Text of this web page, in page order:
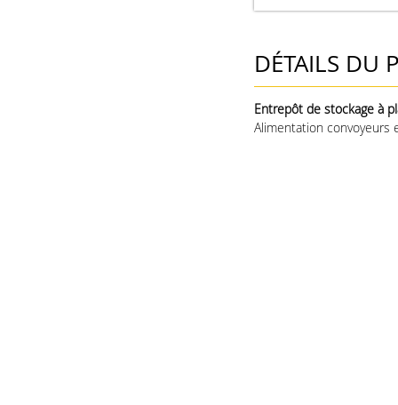
DÉTAILS DU
Entrepôt de stockage à
Alimentation convoyeurs